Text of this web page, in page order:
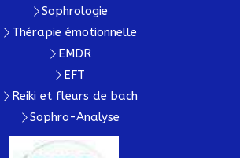
Sophrologie
Thérapie émotionnelle
EMDR
EFT
Reiki et fleurs de bach
Sophro-Analyse